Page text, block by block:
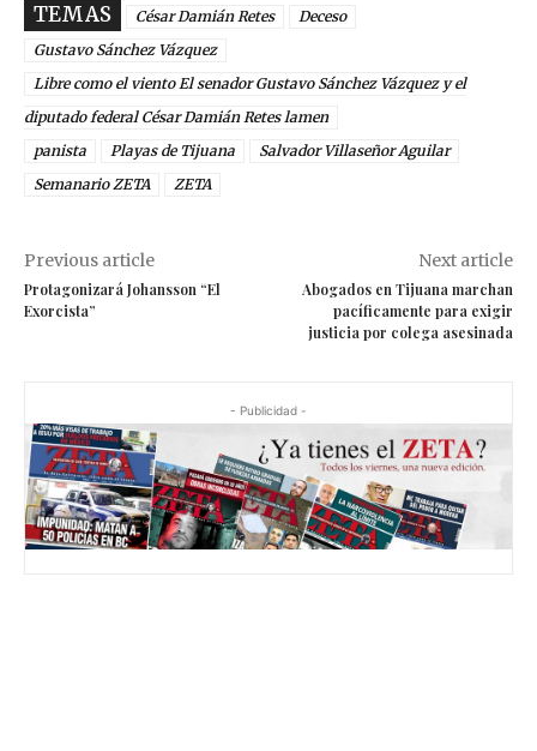
TEMAS César Damián Retes
Deceso
Gustavo Sánchez Vázquez
Libre como el viento El senador Gustavo Sánchez Vázquez y el
diputado federal César Damián Retes lamen
panista
Playas de Tijuana
Salvador Villaseñor Aguilar
Semanario ZETA
ZETA
Previous article
Protagonizará Johansson “El
Exorcista”
Next article
Abogados en Tijuana marchan
pacíficamente para exigir
justicia por colega asesinada
- Publicidad -